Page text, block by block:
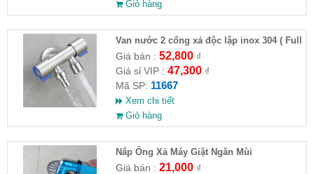
Giỏ hàng
Van nước 2 cổng xả độc lập inox 304 ( Full
VAT )
Giá bán : 52,800₫
Giá sỉ VIP : 47,300₫
Mã SP: 11667
Xem chi tiết
Giỏ hàng
Nắp Ống Xả Máy Giặt Ngăn Mùi
Giá bán : 21,000₫